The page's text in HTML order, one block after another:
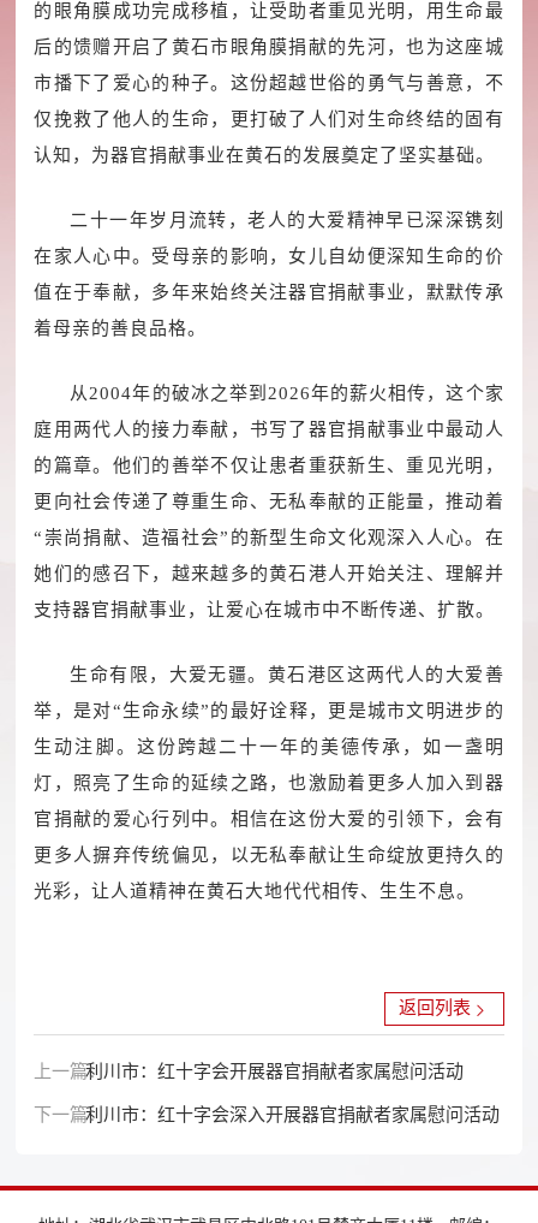
的眼角膜成功完成移植，让受助者重见光明，用生命最
后的馈赠开启了黄石市眼角膜捐献的先河，也为这座城
市播下了爱心的种子。这份超越世俗的勇气与善意，不
仅挽救了他人的生命，更打破了人们对生命终结的固有
认知，为器官捐献事业在黄石的发展奠定了坚实基础。
二十一年岁月流转，老人的大爱精神早已深深镌刻
在家人心中。受母亲的影响，女儿自幼便深知生命的价
值在于奉献，多年来始终关注器官捐献事业，默默传承
着母亲的善良品格。
从2004年的破冰之举到2026年的薪火相传，这个家
庭用两代人的接力奉献，书写了器官捐献事业中最动人
的篇章。他们的善举不仅让患者重获新生、重见光明，
更向社会传递了尊重生命、无私奉献的正能量，推动着
“崇尚捐献、造福社会”的新型生命文化观深入人心。在
她们的感召下，越来越多的黄石港人开始关注、理解并
支持器官捐献事业，让爱心在城市中不断传递、扩散。
生命有限，大爱无疆。黄石港区这两代人的大爱善
举，是对“生命永续”的最好诠释，更是城市文明进步的
生动注脚。这份跨越二十一年的美德传承，如一盏明
灯，照亮了生命的延续之路，也激励着更多人加入到器
官捐献的爱心行列中。相信在这份大爱的引领下，会有
更多人摒弃传统偏见，以无私奉献让生命绽放更持久的
光彩，让人道精神在黄石大地代代相传、生生不息。
上一篇：利川市：红十字会开展器官捐献者家属慰问活动
下一篇：利川市：红十字会深入开展器官捐献者家属慰问活动
返回列表